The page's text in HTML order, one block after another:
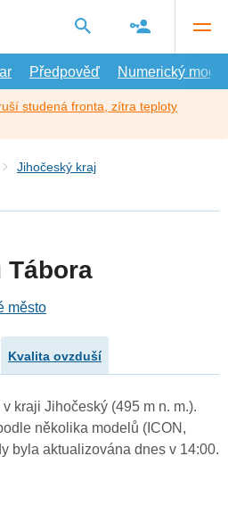
Předpověď Numerický model
studená fronta, zítra teploty
Jihočeský kraj
Tábora
město
Kvalita ovzduší
kraji Jihočeský (495 m n. m.).
několika modelů (ICON,
byla aktualizována dnes v 14:00.